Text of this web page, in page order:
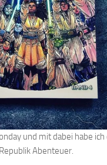
und mit dabei habe
Abenteuer.